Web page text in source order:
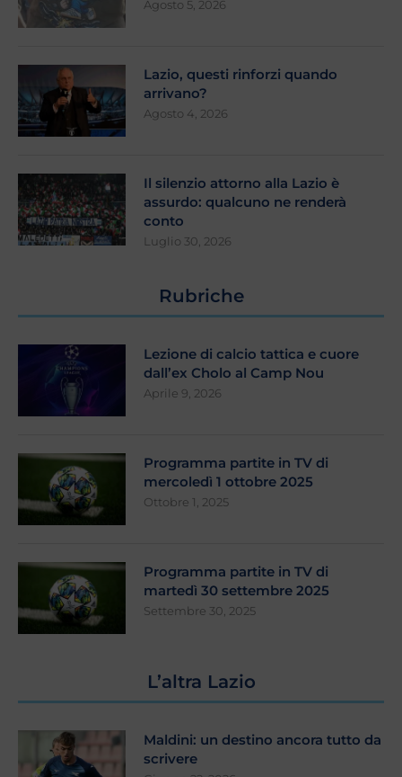
Agosto 5, 2026
Lazio, questi rinforzi quando
arrivano?
Agosto 4, 2026
Il silenzio attorno alla Lazio è
assurdo: qualcuno ne renderà
conto
Luglio 30, 2026
Rubriche
Lezione di calcio tattica e cuore
dall’ex Cholo al Camp Nou
Aprile 9, 2026
Programma partite in TV di
mercoledì 1 ottobre 2025
Ottobre 1, 2025
Programma partite in TV di
martedì 30 settembre 2025
Settembre 30, 2025
L’altra Lazio
Maldini: un destino ancora tutto da
scrivere